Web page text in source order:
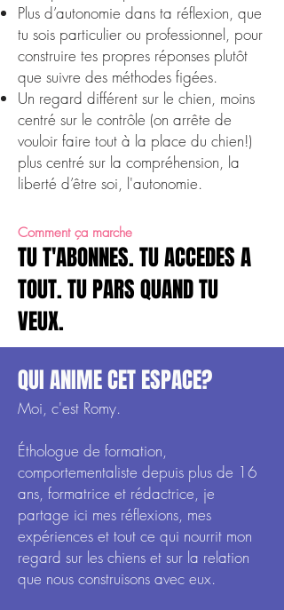
Plus d’autonomie dans ta réflexion, que
tu sois particulier ou professionnel, pour
construire tes propres réponses plutôt
que suivre des méthodes figées.
Un regard différent sur le chien, moins
centré sur le contrôle (on arrête de
vouloir faire tout à la place du chien!)
plus centré sur la compréhension, la
liberté d’être soi, l'autonomie.
Comment ça marche
TU T'ABONNES. TU ACCEDES A
TOUT. TU PARS QUAND TU
VEUX.
QUI ANIME CET ESPACE?
Moi, c'est Romy.
Éthologue de formation,
comportementaliste depuis plus de 16
ans, formatrice et rédactrice, je
partage ici mes réflexions, mes
expériences et tout ce qui nourrit mon
regard sur les chiens et sur la relation
que nous construisons avec eux.